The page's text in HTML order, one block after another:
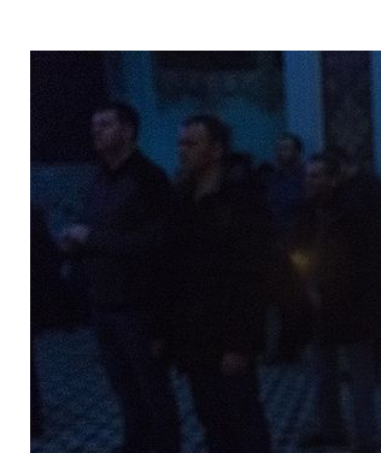
Как найти своё место в жизни
Кирилл Мурышев